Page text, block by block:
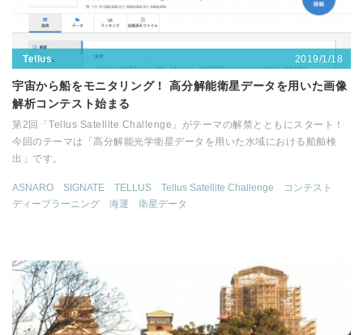
Tellus 2019/1/18
宇宙から船をモニタリング！ 高分解能衛星データを用いた画像
解析コンテスト始まる
第2回「Tellus Satellite Challenge」がテーマの解禁とともにスタート！
今回のテーマは「高分解能光学衛星データを用いた水域における船舶検
出」です。
ASNARO SIGNATE TELLUS Tellus Satellite Challenge
コンテスト
ディープラーニング
海運 衛星データ